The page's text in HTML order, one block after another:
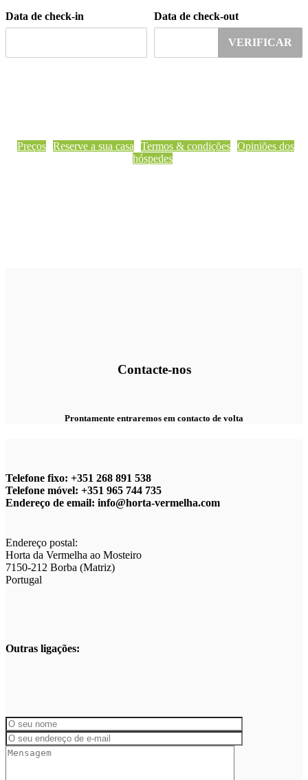
Data de check-in Data de check-out
VERIFICAR
Preços Reserve a sua casa Termos & condições Opiniões dos
hóspedes
Contacte-nos
Prontamente entraremos em contacto de volta
Telefone fixo: +351 268 891 538
Telefone móvel: +351 965 744 735
Endereço de email: info@horta-vermelha.com
Endereço postal:
Horta da Vermelha ao Mosteiro
7150-212 Borba (Matriz)
Portugal
Outras ligações: